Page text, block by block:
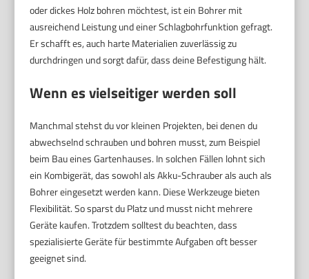
oder dickes Holz bohren möchtest, ist ein Bohrer mit
ausreichend Leistung und einer Schlagbohrfunktion gefragt.
Er schafft es, auch harte Materialien zuverlässig zu
durchdringen und sorgt dafür, dass deine Befestigung hält.
Wenn es vielseitiger werden soll
Manchmal stehst du vor kleinen Projekten, bei denen du
abwechselnd schrauben und bohren musst, zum Beispiel
beim Bau eines Gartenhauses. In solchen Fällen lohnt sich
ein Kombigerät, das sowohl als Akku-Schrauber als auch als
Bohrer eingesetzt werden kann. Diese Werkzeuge bieten
Flexibilität. So sparst du Platz und musst nicht mehrere
Geräte kaufen. Trotzdem solltest du beachten, dass
spezialisierte Geräte für bestimmte Aufgaben oft besser
geeignet sind.